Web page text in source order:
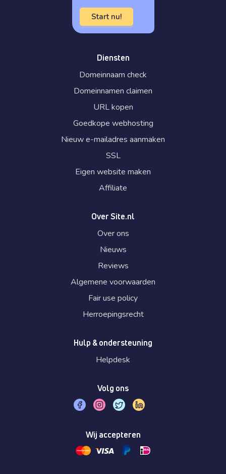
Start nu!
Diensten
Domeinnaam check
Domeinnamen claimen
URL kopen
Goedkope webhosting
Nieuw e-mailadres aanmaken
SSL
Eigen website maken
Affiliate
Over Site.nl
Over ons
Nieuws
Reviews
Algemene voorwaarden
Fair use policy
Herroepingsrecht
Hulp & ondersteuning
Helpdesk
Volg ons
Wij accepteren